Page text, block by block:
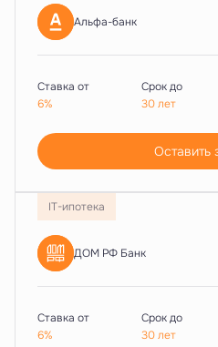
Альфа-банк
Ставка от
6%
Срок до
30 лет
Оставить
IT-ипотека
ДОМ РФ Банк
Ставка от
6%
Срок до
30 лет